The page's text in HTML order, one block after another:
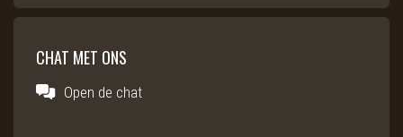
CHAT MET ONS
Open de chat